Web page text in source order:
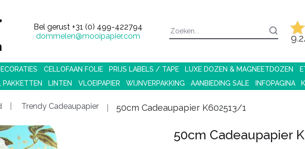
Bel gerust +31 (0) 499-422794
dommelen@mooipapier.com
CELLOFAAN FOLIE PRIJS LABELS / TAPE LUXE DOZEN & MAGNEETDOZEN
PAKKETTEN LINTEN VLOEIPAPIER WIJNVERPAKKING AANBIEDING SALE INFOPAGINA
Trendy Cadeaupapier 50cm Cadeaupapier K602513/1
50cm Cadeaupapier